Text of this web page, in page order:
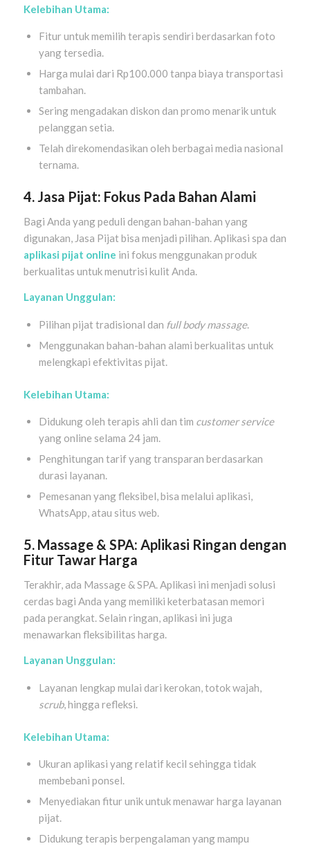
Kelebihan Utama:
Fitur untuk memilih terapis sendiri berdasarkan foto
yang tersedia.
Harga mulai dari Rp100.000 tanpa biaya transportasi
tambahan.
Sering mengadakan diskon dan promo menarik untuk
pelanggan setia.
Telah direkomendasikan oleh berbagai media nasional
ternama.
4. Jasa Pijat: Fokus Pada Bahan Alami
Bagi Anda yang peduli dengan bahan-bahan yang
digunakan, Jasa Pijat bisa menjadi pilihan. Aplikasi spa dan
aplikasi pijat online ini fokus menggunakan produk
berkualitas untuk menutrisi kulit Anda.
Layanan Unggulan:
Pilihan pijat tradisional dan full body massage.
Menggunakan bahan-bahan alami berkualitas untuk
melengkapi efektivitas pijat.
Kelebihan Utama:
Didukung oleh terapis ahli dan tim customer service
yang online selama 24 jam.
Penghitungan tarif yang transparan berdasarkan
durasi layanan.
Pemesanan yang fleksibel, bisa melalui aplikasi,
WhatsApp, atau situs web.
5. Massage & SPA: Aplikasi Ringan dengan
Fitur Tawar Harga
Terakhir, ada Massage & SPA. Aplikasi ini menjadi solusi
cerdas bagi Anda yang memiliki keterbatasan memori
pada perangkat. Selain ringan, aplikasi ini juga
menawarkan fleksibilitas harga.
Layanan Unggulan:
Layanan lengkap mulai dari kerokan, totok wajah,
scrub, hingga refleksi.
Kelebihan Utama:
Ukuran aplikasi yang relatif kecil sehingga tidak
membebani ponsel.
Menyediakan fitur unik untuk menawar harga layanan
pijat.
Didukung terapis berpengalaman yang mampu